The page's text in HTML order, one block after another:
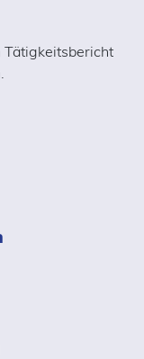
Tätigkeitsbericht